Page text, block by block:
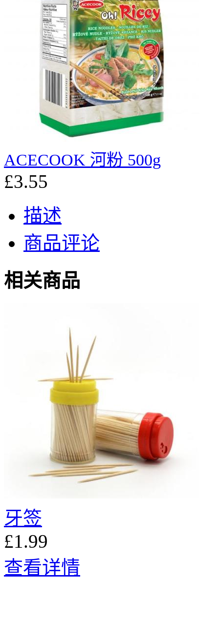
ACECOOK 河粉 500g
£3.55
描述
商品评论
相关商品
牙签
£1.99
查看详情